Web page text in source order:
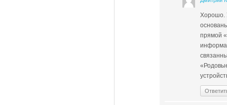
Хорошо.
прямой